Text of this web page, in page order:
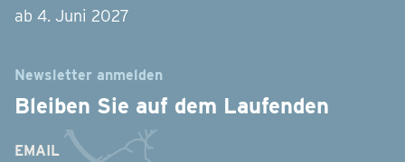
ab 4. Juni 2027
Newsletter anmelden
Bleiben Sie auf dem Laufenden
EMAIL